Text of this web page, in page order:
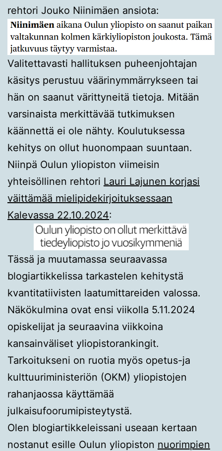
rehtori Jouko Niinimäen ansiota:
Valitettavasti hallituksen puheenjohtajan
käsitys perustuu väärinymmärrykseen tai
hän on saanut värittyneitä tietoja. Mitään
varsinaista merkittävää tutkimuksen
käännettä ei ole nähty. Koulutuksessa
kehitys on ollut huonompaan suuntaan.
Niinpä Oulun yliopiston viimeisin
yhteisöllinen rehtori Lauri Lajunen korjasi
väittämää mielipidekirjoituksessaan
Kalevassa 22.10.2024:
Tässä ja muutamassa seuraavassa
blogiartikkelissa tarkastelen kehitystä
kvantitatiivisten laatumittareiden valossa.
Näkökulmina ovat ensi viikolla 5.11.2024
opiskelijat ja seuraavina viikkoina
kansainväliset yliopistorankingit.
Tarkoitukseni on ruotia myös opetus-ja
kulttuuriministeriön (OKM) yliopistojen
rahanjaossa käyttämää
julkaisufoorumipisteytystä.
Olen blogiartikkeleissani useaan kertaan
nostanut esille Oulun yliopiston nuorimpien